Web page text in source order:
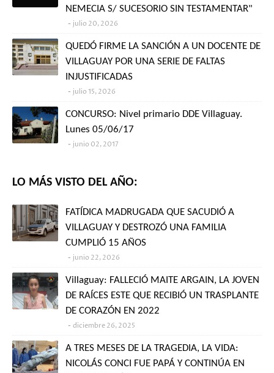
NEMECIA S/ SUCESORIO SIN TESTAMENTAR"
julio 20, 2026
QUEDÓ FIRME LA SANCIÓN A UN DOCENTE DE
VILLAGUAY POR UNA SERIE DE FALTAS
INJUSTIFICADAS
julio 15, 2026
CONCURSO: Nivel primario DDE Villaguay.
Lunes 05/06/17
junio 02, 2017
LO MÁS VISTO DEL AÑO:
FATÍDICA MADRUGADA QUE SACUDIÓ A
VILLAGUAY Y DESTROZÓ UNA FAMILIA
CUMPLIÓ 15 AÑOS
junio 22, 2026
Villaguay: FALLECIÓ MAITE ARGAIN, LA JOVEN
DE RAÍCES ESTE QUE RECIBIÓ UN TRASPLANTE
DE CORAZÓN EN 2022
diciembre 26, 2025
A TRES MESES DE LA TRAGEDIA, LA VIDA:
NICOLÁS CONCI FUE PAPÁ Y CONTINÚA EN